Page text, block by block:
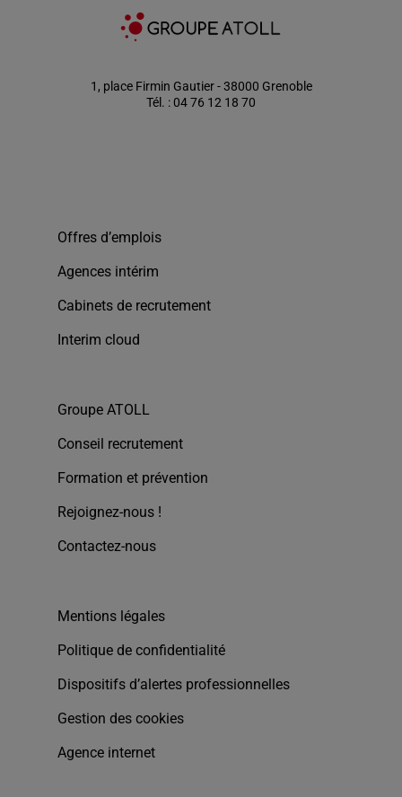
1, place Firmin Gautier - 38000 Grenoble
Tél. : 04 76 12 18 70
Offres d’emplois
Agences intérim
Cabinets de recrutement
Interim cloud
Groupe ATOLL
Conseil recrutement
Formation et prévention
Rejoignez-nous !
Contactez-nous
Mentions légales
Politique de confidentialité
Dispositifs d’alertes professionnelles
Gestion des cookies
Agence internet